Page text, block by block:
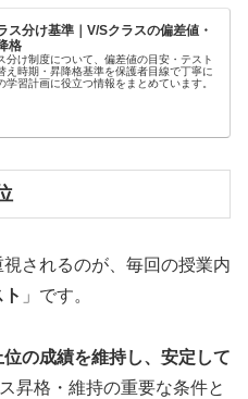
ス分け基準｜V/Sクラスの偏差値・
格
分け制度について、偏差値の目安・テスト
え時期・昇降格基準を保護者目線で丁寧に
学習計画に役立つ情報をまとめています。
されるのが、毎回の授業内
」です。
の成績を維持し、安定して
昇格・維持の重要な条件と